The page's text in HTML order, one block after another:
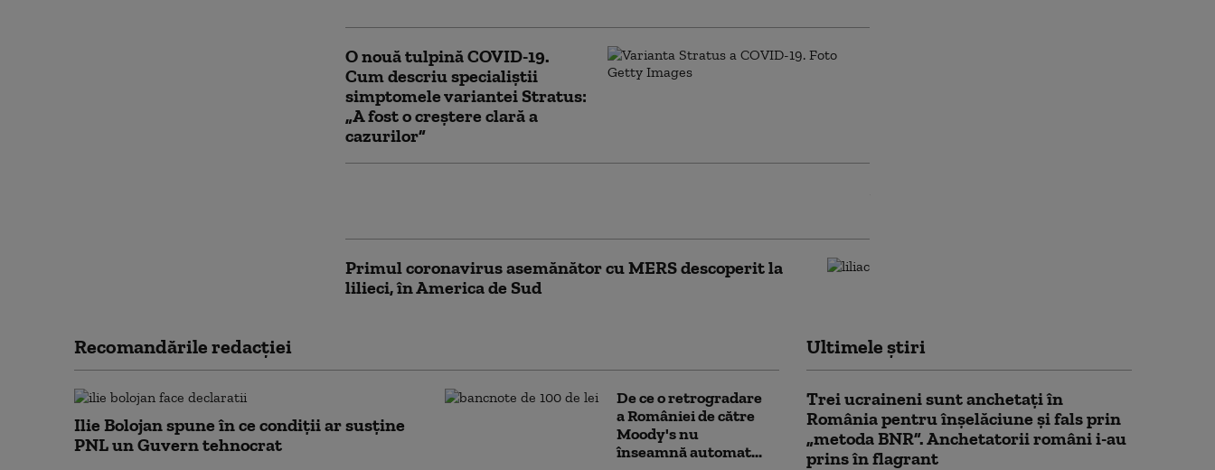
O nouă tulpină COVID-19.
Cum descriu specialiștii
simptomele variantei Stratus:
„A fost o creștere clară a
cazurilor”
Primul coronavirus asemănător cu MERS descoperit la
lilieci, în America de Sud
Recomandările redacţiei
Ilie Bolojan spune în ce condiții ar susține
PNL un Guvern tehnocrat
De ce o retrogradare
a României de către
Moody's nu
înseamnă automat...
Ultimele știri
Trei ucraineni sunt anchetaţi în
România pentru înşelăciune și fals prin
„metoda BNR”. Anchetatorii români i-au
prins în flagrant